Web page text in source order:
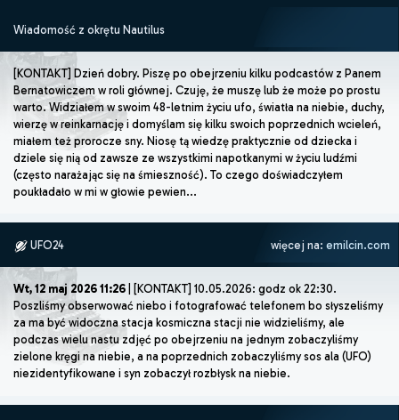
Wiadomość z okrętu Nautilus
[KONTAKT] Dzień dobry. Piszę po obejrzeniu kilku podcastów z Panem
Bernatowiczem w roli głównej. Czuję, że muszę lub że może po prostu
warto. Widziałem w swoim 48-letnim życiu ufo, światła na niebie, duchy,
wierzę w reinkarnację i domyślam się kilku swoich poprzednich wcieleń,
miałem też prorocze sny. Niosę tą wiedzę praktycznie od dziecka i
dziele się nią od zawsze ze wszystkimi napotkanymi w życiu ludźmi
(często narażając się na śmieszność). To czego doświadczyłem
poukładało w mi w głowie pewien...
UFO24 więcej na: emilcin.com
Wt, 12 maj 2026 11:26 | [KONTAKT] 10.05.2026: godz ok 22:30.
Poszliśmy obserwować niebo i fotografować telefonem bo słyszeliśmy
za ma być widoczna stacja kosmiczna stacji nie widzieliśmy, ale
podczas wielu nastu zdjęć po obejrzeniu na jednym zobaczyliśmy
zielone kręgi na niebie, a na poprzednich zobaczyliśmy sos ala (UFO)
niezidentyfikowane i syn zobaczył rozbłysk na niebie.